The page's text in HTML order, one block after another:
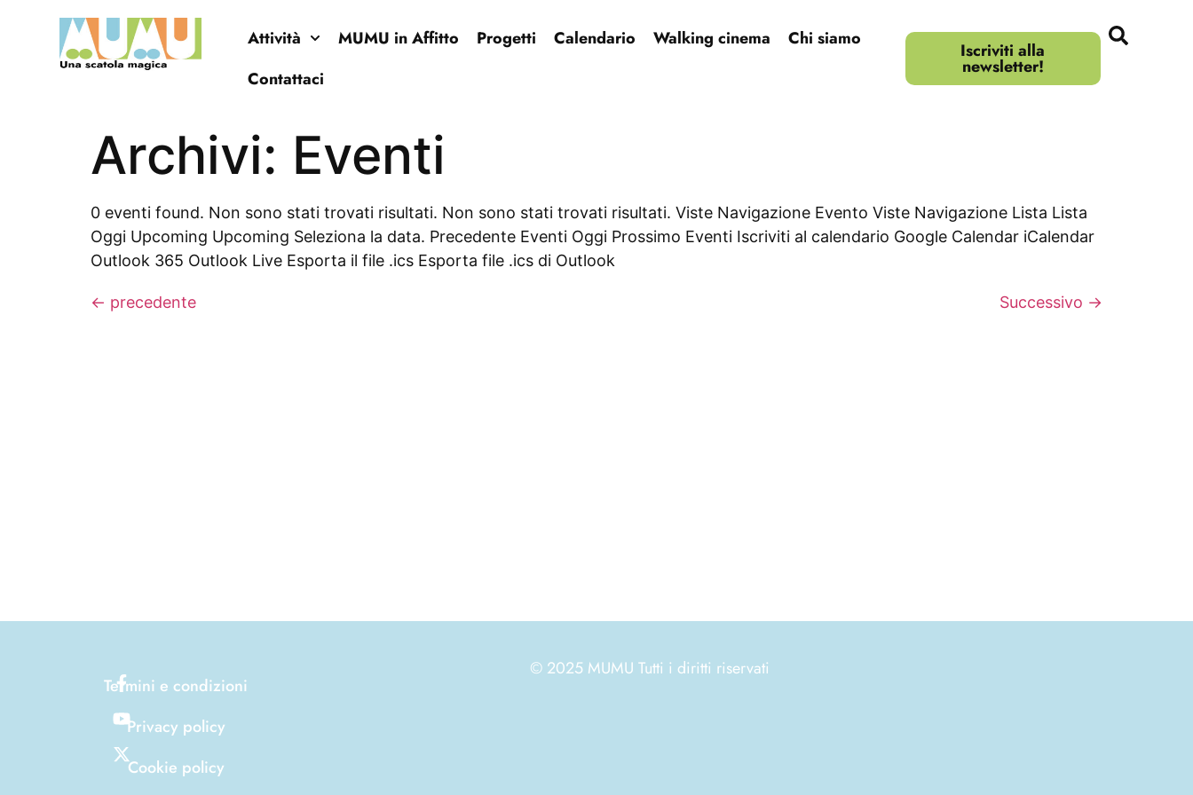
Attività MUMU in Affitto Progetti Calendario Walking cinema
Chi siamo
Contattaci
Iscriviti alla
newsletter!
Archivi: Eventi
0 eventi found. Non sono stati trovati risultati. Non sono stati trovati risultati. Viste Navigazione Evento Viste Navigazione Lista Lista
Oggi Upcoming Upcoming Seleziona la data. Precedente Eventi Oggi Prossimo Eventi Iscriviti al calendario Google Calendar iCalendar
Outlook 365 Outlook Live Esporta il file .ics Esporta file .ics di Outlook
← precedente Successivo →
Termini e condizioni
Privacy policy
Cookie policy
© 2025 MUMU Tutti i diritti riservati